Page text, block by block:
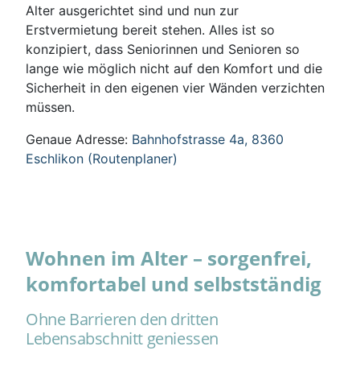
Alter ausgerichtet sind und nun zur
Erstvermietung bereit stehen. Alles ist so
konzipiert, dass Seniorinnen und Senioren so
lange wie möglich nicht auf den Komfort und die
Sicherheit in den eigenen vier Wänden verzichten
müssen.
Genaue Adresse: Bahnhofstrasse 4a, 8360
Eschlikon (Routenplaner)
Wohnen im Alter – sorgenfrei,
komfortabel und selbstständig
Ohne Barrieren den dritten
Lebensabschnitt geniessen